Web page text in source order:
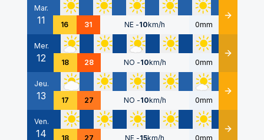
Mar.
11 16 31 NE -10km/h 0mm Détails
Mer.
12 18 28 NO -10km/h 0mm Détails
Jeu.
13 17 27 NO -10km/h 0mm Détails
Ven.
14 18 27 NE -15km/h 0mm Détails